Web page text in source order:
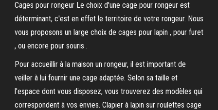
Cages pour rongeur Le choix d'une cage pour rongeur est
déterminant, c'est en effet le territoire de votre rongeur. Nous
vous proposons un large choix de cages pour lapin , pour furet
, ou encore pour souris .
Pour accueillir à la maison un rongeur, il est important de
veiller à lui fournir une cage adaptée. Selon sa taille et
l'espace dont vous disposez, vous trouverez des modèles qui
correspondent à vos envies. Clapier à lapin sur roulettes cage